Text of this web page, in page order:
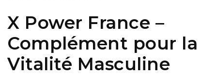
X Power France –
Complément pour la
Vitalité Masculine